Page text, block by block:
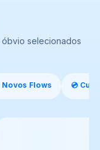
selecionados
Novos Flows 💿